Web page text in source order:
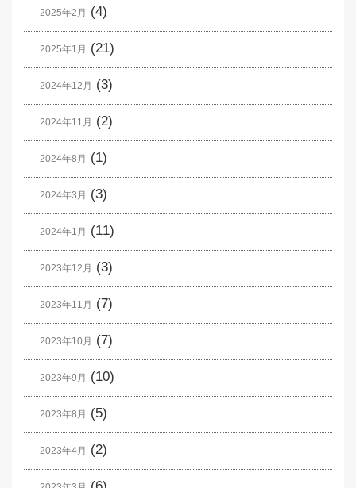
2025年2月 (4)
2025年1月 (21)
2024年12月 (3)
2024年11月 (2)
2024年8月 (1)
2024年3月 (3)
2024年1月 (11)
2023年12月 (3)
2023年11月 (7)
2023年10月 (7)
2023年9月 (10)
2023年8月 (5)
2023年4月 (2)